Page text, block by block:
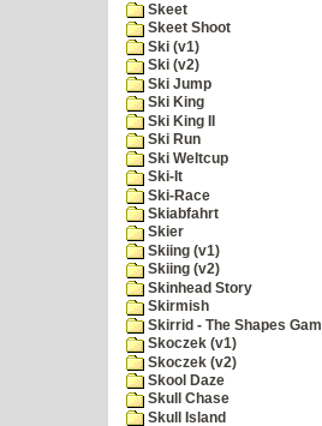
Skeet
Skeet Shoot
Ski (v1)
Ski (v2)
Ski Jump
Ski King
Ski King II
Ski Run
Ski Weltcup
Ski-It
Ski-Race
Skiabfahrt
Skier
Skiing (v1)
Skiing (v2)
Skinhead Story
Skirmish
Skirrid - The Shapes
Skoczek (v1)
Skoczek (v2)
Skool Daze
Skull Chase
Skull Island